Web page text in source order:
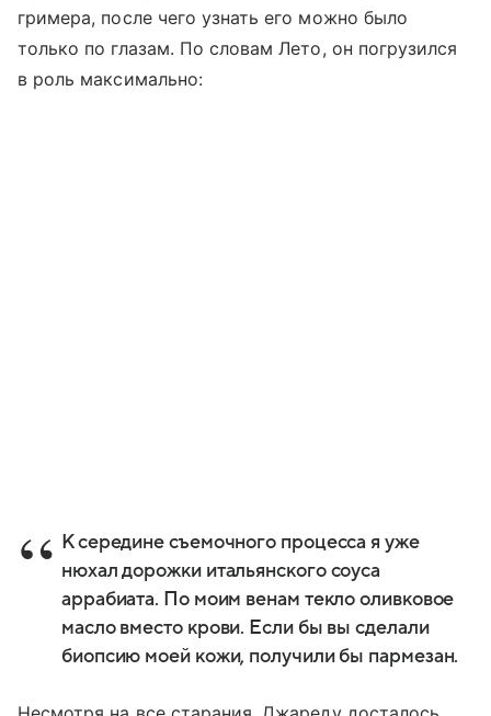
гримера, после чего узнать его можно было
только по глазам. По словам Лето, он погрузился
в роль максимально:
К середине съемочного процесса я уже
нюхал дорожки итальянского соуса
аррабиата. По моим венам текло оливковое
масло вместо крови. Если бы вы сделали
биопсию моей кожи, получили бы пармезан.